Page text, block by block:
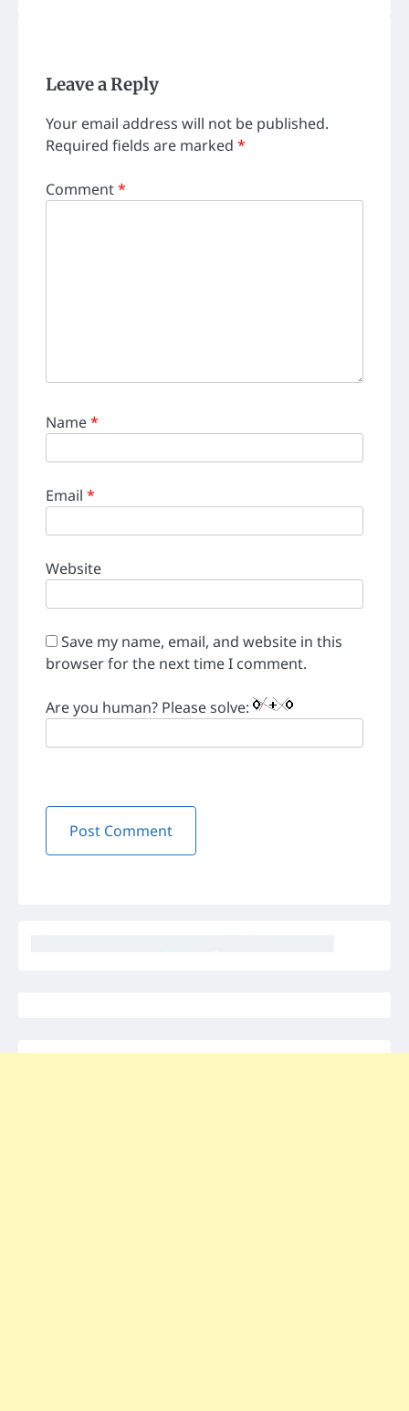
Leave a Reply
Your email address will not be published.
Required fields are marked *
Comment*
Name*
Email *
Website
Save my name, email, and website in this
browser for the next time I comment.
Are you human? Please solve: